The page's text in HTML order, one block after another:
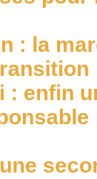
: la
: enfin